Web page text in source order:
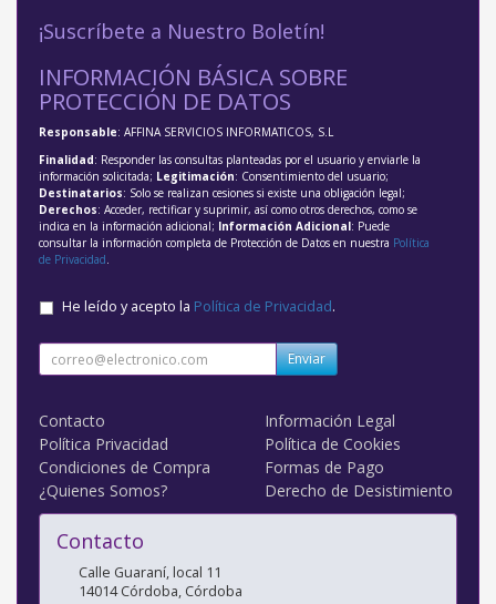
¡Suscríbete a Nuestro Boletín!
INFORMACIÓN BÁSICA SOBRE
PROTECCIÓN DE DATOS
Responsable: AFFINA SERVICIOS INFORMATICOS, S.L
Finalidad: Responder las consultas planteadas por el usuario y enviarle la
información solicitada; Legitimación: Consentimiento del usuario;
Destinatarios: Solo se realizan cesiones si existe una obligación legal;
Derechos: Acceder, rectificar y suprimir, así como otros derechos, como se
indica en la información adicional; Información Adicional: Puede
consultar la información completa de Protección de Datos en nuestra Política
de Privacidad.
He leído y acepto la Política de Privacidad.
Enviar
Contacto
Información Legal
Política Privacidad
Política de Cookies
Condiciones de Compra
Formas de Pago
¿Quienes Somos?
Derecho de Desistimiento
Contacto
Calle Guaraní, local 11
14014 Córdoba, Córdoba